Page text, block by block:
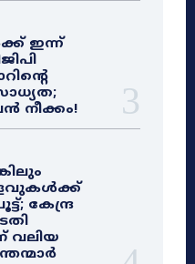
ഇന്ന്
നീക്കം!
കേന്ദ്ര
വലിയ